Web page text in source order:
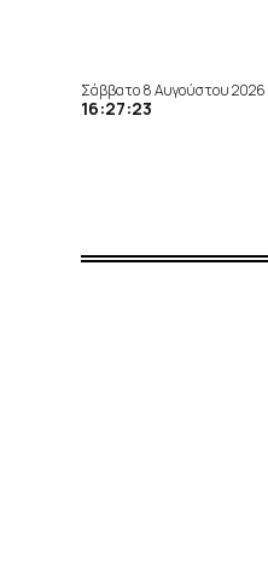
Σάββατο 8 Αυγούστου 2026
16:27:24